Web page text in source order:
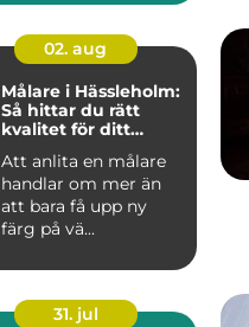
02. aug
Målare i Hässleholm:
Så hittar du rätt
kvalitet för ditt
Att anlita en målare
handlar om mer än
att bara få upp ny
färg på vä...
31. jul